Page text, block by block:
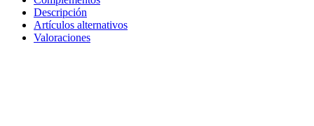
Descripción
Artículos alternativos
Valoraciones